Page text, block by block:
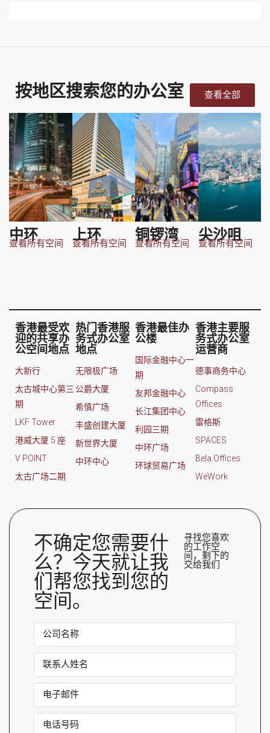
按地区搜索您的办公室 查看全部
中环
查看所有空间 上环
查看所有空间 铜锣湾
查看所有空间 尖沙咀
查看所有空间
香港最受欢
迎的共享办
公空间地点
大新行
太古城中心第三
期
LKF Tower
港威大厦 5 座
V POINT
太古广场二期
热门香港服
务式办公室
地点
无限极广场
公爵大厦
希慎广场
丰盛创建大厦
新世界大厦
中环中心
香港最佳办
公楼
国际金融中心一
期
友邦金融中心
长江集团中心
利园三期
中环广场
环球贸易广场
香港主要服
务式办公室
运营商
德事商务中心
Compass
Offices
雷格斯
SPACES
Bela Offices
WeWork
不确定您需要什
么？今天就让我
们帮您找到您的
空间。
寻找您喜欢
的工作空
间，剩下的
交给我们